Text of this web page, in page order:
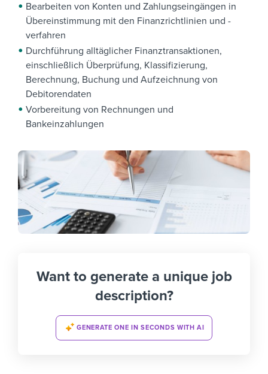
Bearbeiten von Konten und Zahlungseingängen in
Übereinstimmung mit den Finanzrichtlinien und -
verfahren
Durchführung alltäglicher Finanztransaktionen,
einschließlich Überprüfung, Klassifizierung,
Berechnung, Buchung und Aufzeichnung von
Debitorendaten
Vorbereitung von Rechnungen und
Bankeinzahlungen
Want to generate a unique job
description?
GENERATE ONE IN SECONDS WITH AI